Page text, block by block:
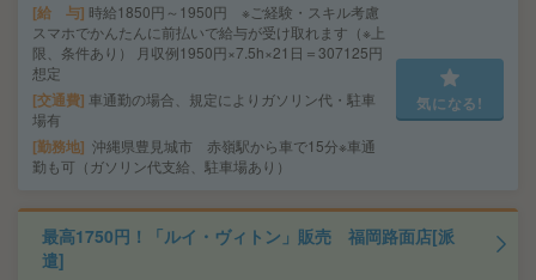
給 与 時給1850円～1950円 ※ご経験・スキル考慮
スマホでかんたんに前払いで給与が受け取れます（※上
限、条件あり） 月収例1950円×7.5h×21日＝307125円
想定
交通費 車通勤の場合、規定によりガソリン代・駐車
場有
勤務地 沖縄県豊見城市 赤嶺駅から車で15分※車通
勤も可（ガソリン代支給、駐車場あり）
気になる!
最高1750円！「ルイ・ヴィトン」販売 福岡路面店[派
遣]